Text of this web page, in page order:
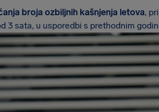
broja ozbiljnih kašnjenja letova,
3 sata, u usporedbi s prethodnim